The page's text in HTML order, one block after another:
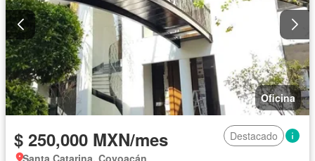
Oficina
$ 250,000 MXN/mes
Destacado